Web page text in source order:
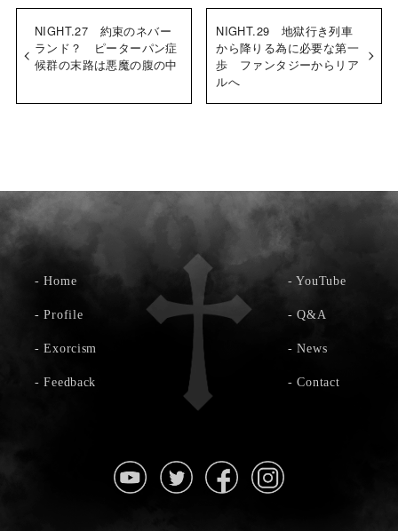
NIGHT.27 約束のネバー
ランド？ ピーターパン症
候群の末路は悪魔の腹の中
NIGHT.29 地獄行き列車
から降りる為に必要な第一
歩 ファンタジーからリア
ルへ
-Home
-Profile
-Exorcism
-Feedback
-YouTube
-Q&A
-News
-Contact